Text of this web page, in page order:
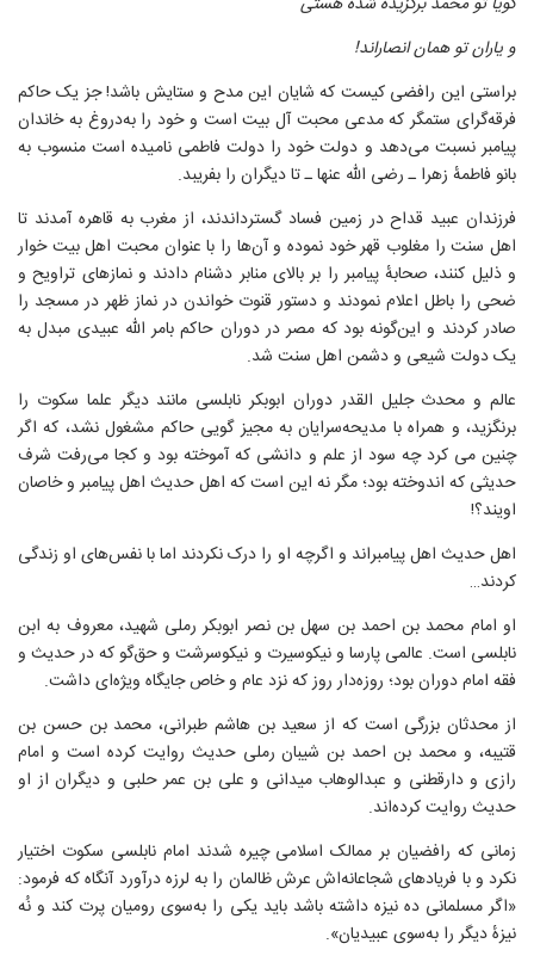
و یاران تو همان انصار‌اند!
براستی این رافضی کیست که شایان این مدح و ستایش باشد! جز یک حاکم
فرقه‌گرای ستمگر که مدعی محبت آل بیت است و خود را به‌دروغ به خاندان
پیامبر نسبت می‌دهد و دولت خود را دولت فاطمی نامیده است منسوب به
بانو فاطمهٔ زهرا ـ رضی الله عنها ـ تا دیگران را بفریبد.
فرزندان عبید قداح در زمین فساد گسترداندند، از مغرب به قاهره آمدند تا
اهل سنت را مغلوب قهر خود نموده و آن‌ها را با عنوان محبت اهل بیت خوار
و ذلیل کنند، صحابهٔ پیامبر را بر بالای منابر دشنام دادند و نمازهای تراویح و
ضحی را باطل اعلام نمودند و دستور قنوت خواندن در نماز ظهر در مسجد را
صادر کردند و این‌گونه بود که مصر در دوران حاکم بامر الله عبیدی مبدل به
یک دولت شیعی و دشمن اهل سنت شد.
عالم و محدث جلیل القدر دوران ابوبکر نابلسی مانند دیگر علما سکوت را
برنگزید، و همراه با مدیحه‌سرایان به مجیز گویی حاکم مشغول نشد، که اگر
چنین می کرد چه سود از علم و دانشی که آموخته بود و کجا می‌رفت شرف
حدیثی که اندوخته بود؛ مگر نه این است که اهل حدیث اهل پیامبر و خاصان
اویند؟!
اهل حدیث اهل پیامبر‌اند و اگرچه او را درک نکردند اما با نفس‌های او زندگی
کردند…
او امام محمد بن احمد بن سهل بن نصر ابوبکر رملی شهید، معروف به ابن
نابلسی است. عالمی پارسا و نیکوسیرت و نیکوسرشت و حق‌گو که در حدیث و
فقه امام دوران بود؛ روزه‌دار روز که نزد عام و خاص جایگاه ویژه‌ای داشت.
از محدثان بزرگی است که از سعید بن هاشم طبرانی، محمد بن حسن بن
قتیبه، و محمد بن احمد بن شیبان رملی حدیث روایت کرده است و امام
رازی و دارقطنی و عبدالوهاب میدانی و علی بن عمر حلبی و دیگران از او
حدیث روایت کرده‌اند.
زمانی که رافضیان بر ممالک اسلامی چیره شدند امام نابلسی سکوت اختیار
نکرد و با فریادهای شجاعانه‌اش عرش ظالمان را به لرزه درآورد آنگاه که فرمود:
«اگر مسلمانی ده نیزه داشته باشد باید یکی را به‌سوی رومیان پرت کند و نُه
نیزهٔ دیگر را به‌سوی عبیدیان».